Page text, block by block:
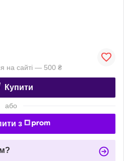
на сайті — 500 ₴
Купити
або
з